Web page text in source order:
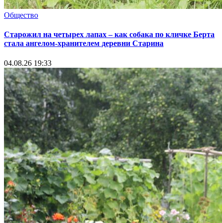
Общество
Старожил на четырех лапах – как собака по кличке Берта
стала ангелом-хранителем деревни Старина
04.08.26 19:33